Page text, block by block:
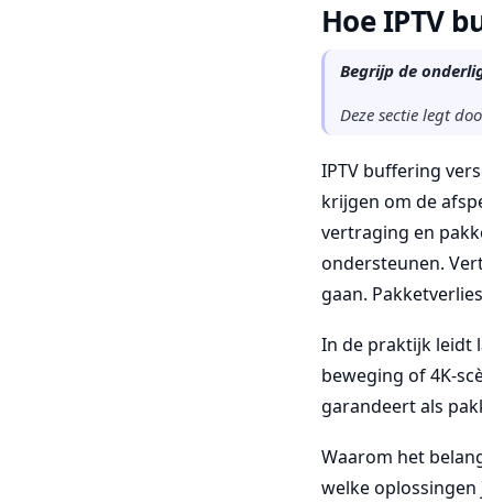
Hoe IPTV
Begrijp de
Deze sectie legt
IPTV buffering
krijgen om de
vertraging en
ondersteunen.
gaan.
In de praktijk leidt
beweging of 4K-
garandeert als
Waarom het
welke